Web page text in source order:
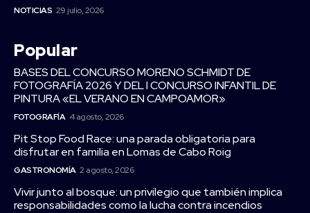
NOTICIAS 29 julio, 2026
Popular
BASES DEL CONCURSO MORENO SCHMIDT DE
FOTOGRAFÍA 2026 Y DEL I CONCURSO INFANTIL DE
PINTURA «EL VERANO EN CAMPOAMOR»
FOTOGRAFÍA 4 agosto, 2026
Pit Stop Food Race: una parada obligatoria para
disfrutar en familia en Lomas de Cabo Roig
GASTRONOMÍA 2 agosto, 2026
Vivir junto al bosque: un privilegio que también implica
responsabilidades como la lucha contra incendios